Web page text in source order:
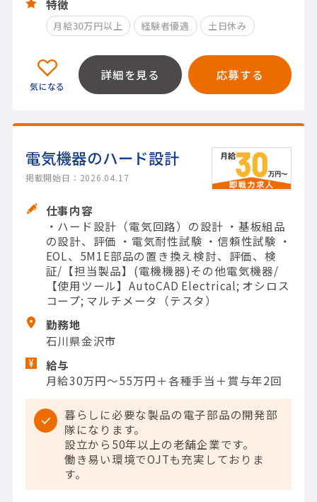
特徴
月給30万円以上 経験者優遇 土日休み
詳細を見る 応募する
電気機器のハード設計
掲載開始日：2026.04.17
仕事内容
・ハード設計（電気回路）の設計 ・基板組品
の設計、評価 ・電気耐性試験 ・信頼性試験 ・
EOL、5M1E部品の置き換え検討、評価、検
証/【担当製品】(電機機器)その他電気機器/
【使用ツール】AutoCAD Electrical; オシロス
コープ; マルチメータ（テスタ）
勤務地
石川県金沢市
給与
月給30万円～55万円＋各種手当＋賞与年2回
暮らしに必要な製品の電子部品の開発部
隊になります。
設立から50年以上の老舗企業です。
働き易い環境でOJTも充実しておりま
す。